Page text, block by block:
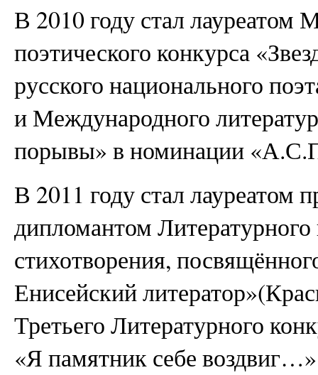
В 2010 году стал лауреатом
поэтического конкурса
русского национального
и Международного
порывы» в номинации
В 2011 году стал
дипломантом Литературного
стихотворения,
Енисейский
Третьего Литературного
«Я памятник себе